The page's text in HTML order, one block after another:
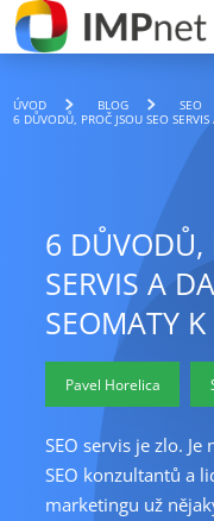
ÚVOD BLOG
SEO
6 DŮVODŮ, PROČ JSOU SEO
6 DŮVODŮ,
SERVIS A
SEOMATY
Pavel Horelica
SEO servis je zlo.
SEO konzultantů a
marketingu už